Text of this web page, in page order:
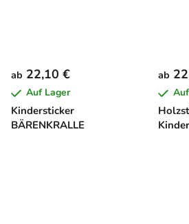
Kindersticker
BÄRENKRALLE
ab 22,10 €
Auf Lager
ab